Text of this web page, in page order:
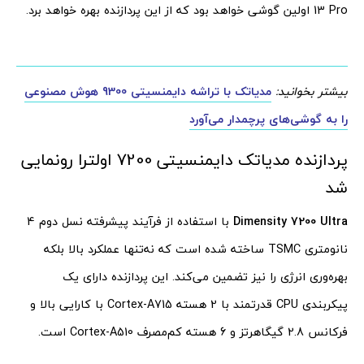
13 Pro اولین گوشی خواهد بود که از این پردازنده بهره خواهد برد.
بیشتر بخوانید:
مدیاتک با تراشه دایمنسیتی 9300 هوش مصنوعی
را به گوشی‌های پرچمدار می‌آورد
پردازنده مدیاتک دایمنسیتی 7200 اولترا رونمایی
شد
Dimensity 7200 Ultra
با استفاده از فرآیند پیشرفته نسل دوم 4
نانومتری TSMC ساخته شده است که نه‌تنها عملکرد بالا بلکه
بهره‌وری انرژی را نیز تضمین می‌کند. این پردازنده دارای یک
پیکربندی CPU قدرتمند با 2 هسته Cortex-A715 با کارایی بالا و
فرکانس 2.8 گیگاهرتز و 6 هسته کم‌مصرف Cortex-A510 است.